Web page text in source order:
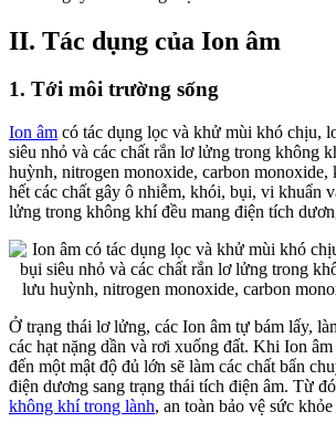
II. Tác dụng của Ion âm
1. Tới môi trường sống
Ion âm có tác dụng lọc và khử mùi khó chịu,
siêu nhỏ và các chất rắn lơ lửng trong không
huỳnh, nitrogen monoxide, carbon
hết các chất gây ô nhiễm, khói, bụi, vi khuẩn
lửng trong không khí đều mang điện tích
Ở trạng thái lơ lửng, các Ion âm tự bám lấy,
các hạt nặng dần và rơi xuống đất. Khi Ion
đến một mật độ đủ lớn sẽ làm các chất bẩn
điện dương sang trạng thái tích điện âm. Từ
không khí trong lành, an toàn bảo vệ sức